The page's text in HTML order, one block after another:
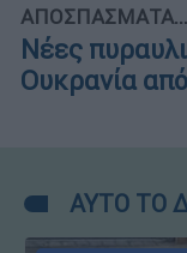
ΑΠΟΣΠΑΣΜΑΤΑ...
Νέες
Ουκρανία
ΑΥΤΟ ΤΟ